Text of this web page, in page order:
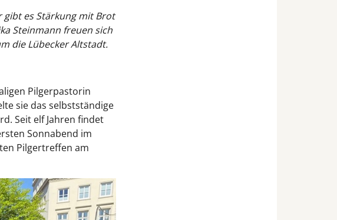
gibt es Stärkung mit Brot
Steinmann freuen sich
die Lübecker Altstadt.
Pilgerpastorin
sie das selbstständige
Seit elf Jahren findet
Sonnabend im
Pilgertreffen am